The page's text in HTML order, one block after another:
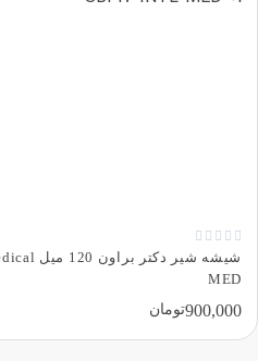





MED
900,000تومان